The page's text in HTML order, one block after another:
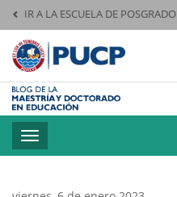
IR A LA ESCUELA DE POSGRADO
Toggle
navigation